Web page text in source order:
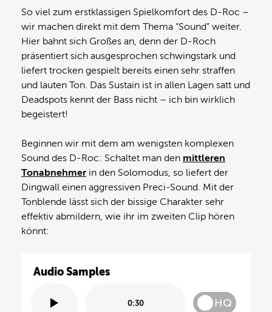
So viel zum erstklassigen Spielkomfort des D-Roc –
wir machen direkt mit dem Thema “Sound” weiter.
Hier bahnt sich Großes an, denn der D-Roch
präsentiert sich ausgesprochen schwingstark und
liefert trocken gespielt bereits einen sehr straffen
und lauten Ton. Das Sustain ist in allen Lagen satt und
Deadspots kennt der Bass nicht – ich bin wirklich
begeistert!
Beginnen wir mit dem am wenigsten komplexen
Sound des D-Roc: Schaltet man den mittleren
Tonabnehmer in den Solomodus, so liefert der
Dingwall einen aggressiven Preci-Sound. Mit der
Tonblende lässt sich der bissige Charakter sehr
effektiv abmildern, wie ihr im zweiten Clip hören
könnt:
Audio Samples
0:30 HQ